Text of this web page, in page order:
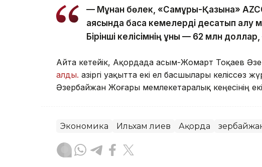
— Мұнан бөлек, «Самұрық-Қазына»
аясында басқа кемелерді десатып алу
Бірінші келісімнің құны — 62 млн
Айта кетейік, Ақордада Қасым-Жомарт Тоқаев
алды. Қазіргі уақытта екі ел басшылары келіссөз
Әзербайжан Жоғары мемлекетаралық кеңесінің
Экономика Ильхам Әлиев Ақорда